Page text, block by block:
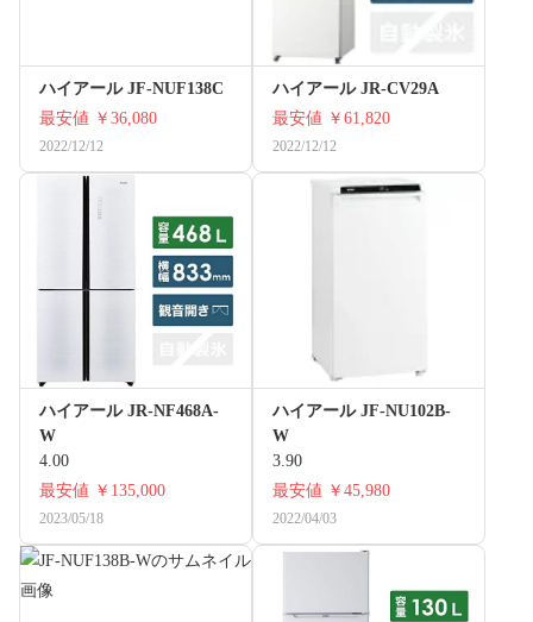
ハイアール JF-NUF138C
最安値 ￥36,080
2022/12/12
ハイアール JR-CV29A
最安値 ￥61,820
2022/12/12
ハイアール JR-NF468A-
W
4.00
最安値 ￥135,000
2023/05/18
ハイアール JF-NU102B-
W
3.90
最安値 ￥45,980
2022/04/03